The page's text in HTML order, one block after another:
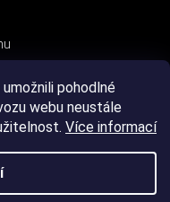
pohodlné
webu neustále
Více informací